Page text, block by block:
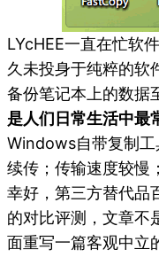
LYcHEE一直在忙软
久未投身于纯粹的软
备份笔记本上的数据
是人们日常生活中最
Windows自带复制工
续传；传输速度较慢
幸好，第三方替代品
的对比评测，文章不
面重写一篇客观中立